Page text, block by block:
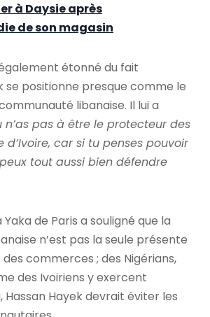
à Daysie après
de son magasin
étonné du fait
se positionne presque comme le
libanaise. Il lui a
n’as pas à être le protecteur des
d’Ivoire, car si tu penses pouvoir
tout aussi bien défendre
Yaka de Paris a souligné que la
n’est pas la seule présente
commerces ; des Nigérians,
des Ivoiriens y exercent
Hassan Hayek devrait éviter les